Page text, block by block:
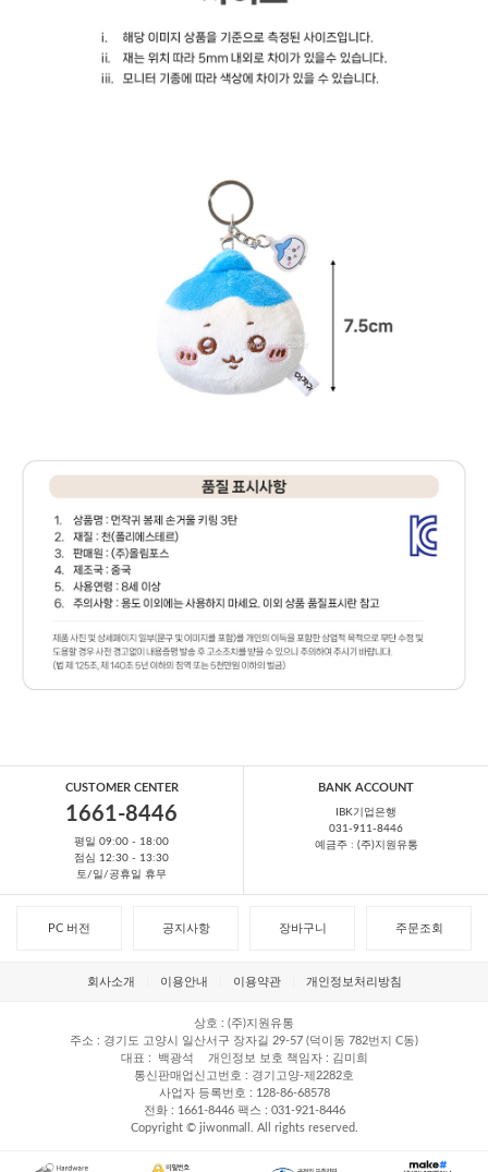
CUSTOMER CENTER
1661-8446
평일 09:00 - 18:00
점심 12:30 - 13:30
토/일/공휴일 휴무
BANK ACCOUNT
IBK기업은행
031-911-8446
예금주 : (주)지원유통
PC 버전 공지사항 장바구니 주문조회
회사소개 이용안내 이용약관 개인정보처리방침
상호
(주)지원유통
주소
경기도 고양시 일산서구 장자길 29-57 (덕이동 782번지 C동)
대표
백광석 개인정보 보호 책임자
김미희
통신판매업신고번호
경기고양-제2282호
사업자 등록번호
128-86-68578
전화
1661-8446 팩스
031-921-8446
Copyright © jiwonmall. All rights reserved.